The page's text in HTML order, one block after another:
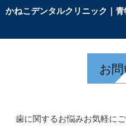
かねこデンタルクリニック｜
院内紹介
お
歯に関するお悩みお気軽に